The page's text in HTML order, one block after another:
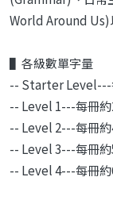
World Around Us)
▌各級數單字量
-- Starter Level---
-- Level 1---每冊
-- Level 2---每冊
-- Level 3---每冊
-- Level 4---每冊約